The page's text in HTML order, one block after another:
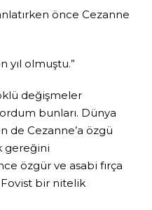
önce Cezanne
yıl olmuştu.”
değişmeler
bunları. Dünya
de Cezanne’a özgü
gereğini
özgür ve asabi fırça
bir nitelik